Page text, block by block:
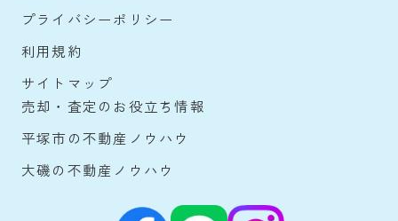
プライバシーポリシー
利用規約
サイトマップ
売却・査定のお役立ち情報
平塚市の不動産ノウハウ
大磯の不動産ノウハウ